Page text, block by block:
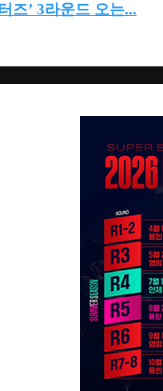
즈’ 3라운드 오는...